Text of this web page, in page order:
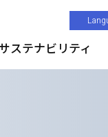
ステナビリティ